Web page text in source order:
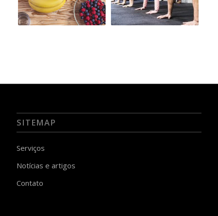
SITEMAP
Serviços
Notícias e artigos
Contato